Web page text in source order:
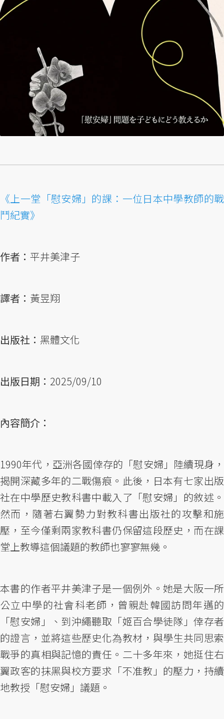
《上一堂「慰安婦」的課：一位日本中學教師的戰
鬥紀實》
作者： 平井美津子
譯者： 黃昱翔
出版社： 黑體文化
出版日期： 2025/09/10
內容簡介：
1990年代，亞洲各國倖存的「慰安婦」陸續現身，
揭開深藏多年的二戰傷痕。此後，日本有七家出版
社在中學歷史教科書中載入了「慰安婦」的敘述。
然而，隨著右翼勢力對教科書出版社的攻擊和施
壓，至今僅剩兩家教科書仍保留這段歷史，而在課
堂上教導這個議題的教師也寥寥無幾。
本書的作者平井美津子是一個例外。她是大阪一所
公立中學的社會科老師，曾親赴韓國訪問年邁的
「慰安婦」、到沖繩聽取「姬百合學徒隊」倖存者
的證言，並將這些歷史化為教材，與學生共同思索
戰爭的真相與記憶的責任。二十多年來，她挺住右
翼政客的抹黑與校方要求「不准教」的壓力，持續
地教授「慰安婦」議題。